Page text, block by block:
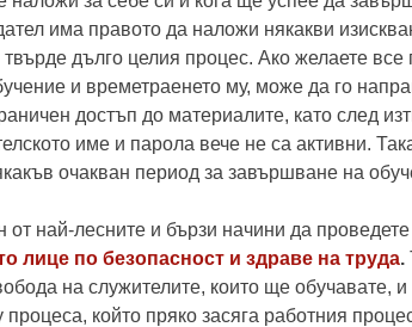
има правото да наложи някакви
твърде дълго целия процес. Ако желаете все
и времетраенето му, може да го
достъп до материалите, като след
име и парола вече не са активни.
очакван период за завършване на
най-лесните и бързи начини да
лице по безопасност и здраве на труда.
на служителите, които ще обучавате,
процеса, който пряко засяга работния